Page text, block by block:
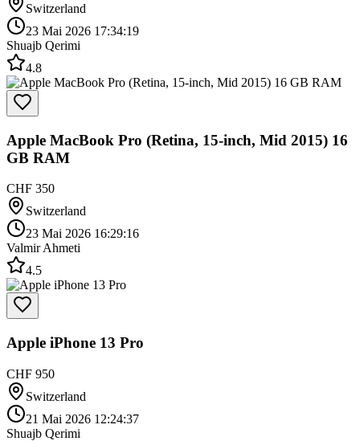
Switzerland
23 Mai 2026 17:34:19
Shuajb Qerimi
4.8
Apple MacBook Pro (Retina, 15-inch, Mid 2015) 16
GB RAM
CHF 350
Switzerland
23 Mai 2026 16:29:16
Valmir Ahmeti
4.5
Apple iPhone 13 Pro
CHF 950
Switzerland
21 Mai 2026 12:24:37
Shuajb Qerimi